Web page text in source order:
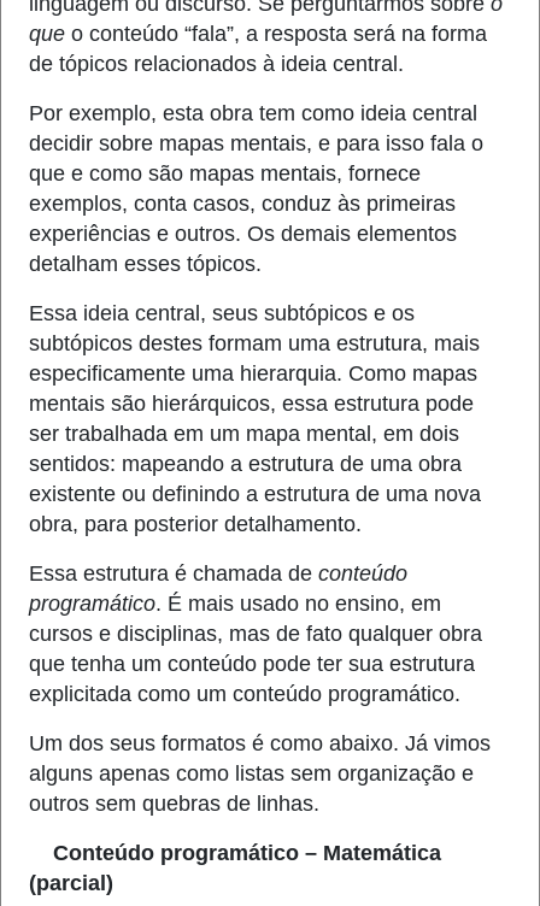
que o conteúdo “fala”, a resposta será na forma
de tópicos relacionados à ideia central.
Por exemplo, esta obra tem como ideia central
decidir sobre mapas mentais, e para isso fala o
que e como são mapas mentais, fornece
exemplos, conta casos, conduz às primeiras
experiências e outros. Os demais elementos
detalham esses tópicos.
Essa ideia central, seus subtópicos e os
subtópicos destes formam uma estrutura, mais
especificamente uma hierarquia. Como mapas
mentais são hierárquicos, essa estrutura pode
ser trabalhada em um mapa mental, em dois
sentidos: mapeando a estrutura de uma obra
existente ou definindo a estrutura de uma nova
obra, para posterior detalhamento.
Essa estrutura é chamada deconteúdo
programático. É mais usado no ensino, em
cursos e disciplinas, mas de fato qualquer obra
que tenha um conteúdo pode ter sua estrutura
explicitada como um conteúdo programático.
Um dos seus formatos é como abaixo. Já vimos
alguns apenas como listas sem organização e
outros sem quebras de linhas.
Conteúdo programático – Matemática
(parcial)